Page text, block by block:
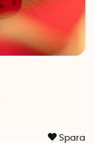
Spara